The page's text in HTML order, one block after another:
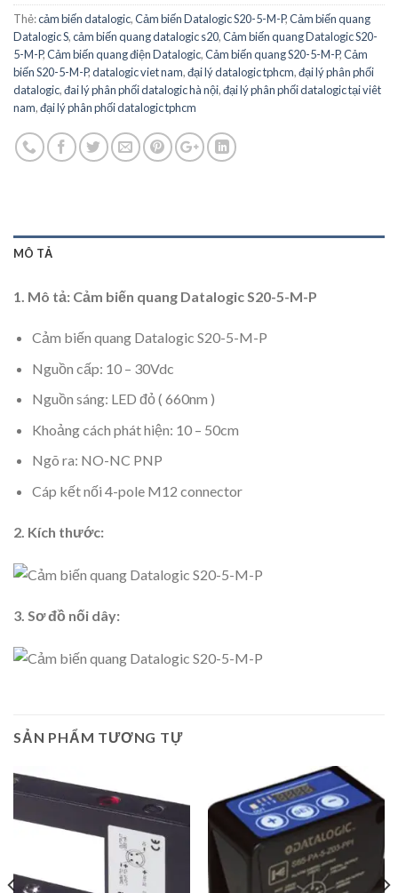
Thẻ:cảm biến datalogic,Cảm biến Datalogic S20-5-M-P,Cảm biến quang
Datalogic S,cảm biến quang datalogic s20,Cảm biến quang Datalogic S20-
5-M-P,Cảm biến quang điện Datalogic,Cảm biến quang S20-5-M-P,Cảm
biến S20-5-M-P,datalogic viet nam,đại lý datalogic tphcm,đại lý phân phối
datalogic,đai lý phân phối datalogic hà nội,đại lý phân phối datalogic tại viêt
nam,đại lý phân phối datalogic tphcm
MÔ TẢ
1. Mô tả: Cảm biến quang Datalogic S20-5-M-P
Cảm biến quang Datalogic S20-5-M-P
Nguồn cấp: 10 – 30Vdc
Nguồn sáng: LED đỏ ( 660nm )
Khoảng cách phát hiện: 10 – 50cm
Ngõ ra: NO-NC PNP
Cáp kết nối 4-pole M12 connector
2. Kích thước:
3. Sơ đồ nối dây:
SẢN PHẨM TƯƠNG TỰ